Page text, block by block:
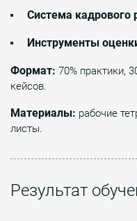
Система кадрового
Инструменты
Формат: 70% практики,
кейсов.
Материалы: рабочие
листы.
Результат